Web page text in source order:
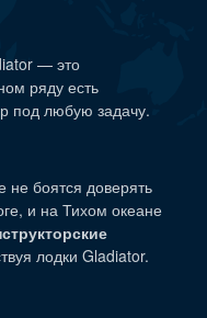
— это
ряду есть
под любую задачу.
не боятся доверять
и на Тихом океане
лодки Gladiator.